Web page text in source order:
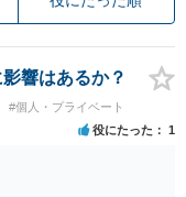
響はあるか？
#個人・プライベート
役にたった 1